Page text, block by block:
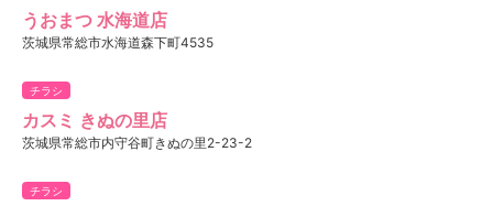
うおまつ 水海道店
茨城県常総市水海道森下町4535
チラシ
カスミ きぬの里店
茨城県常総市内守谷町きぬの里2-23-2
チラシ